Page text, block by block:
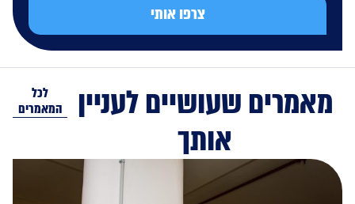
צרפו אותי
שעושיים לעניין
אותך
לכל
המאמרים